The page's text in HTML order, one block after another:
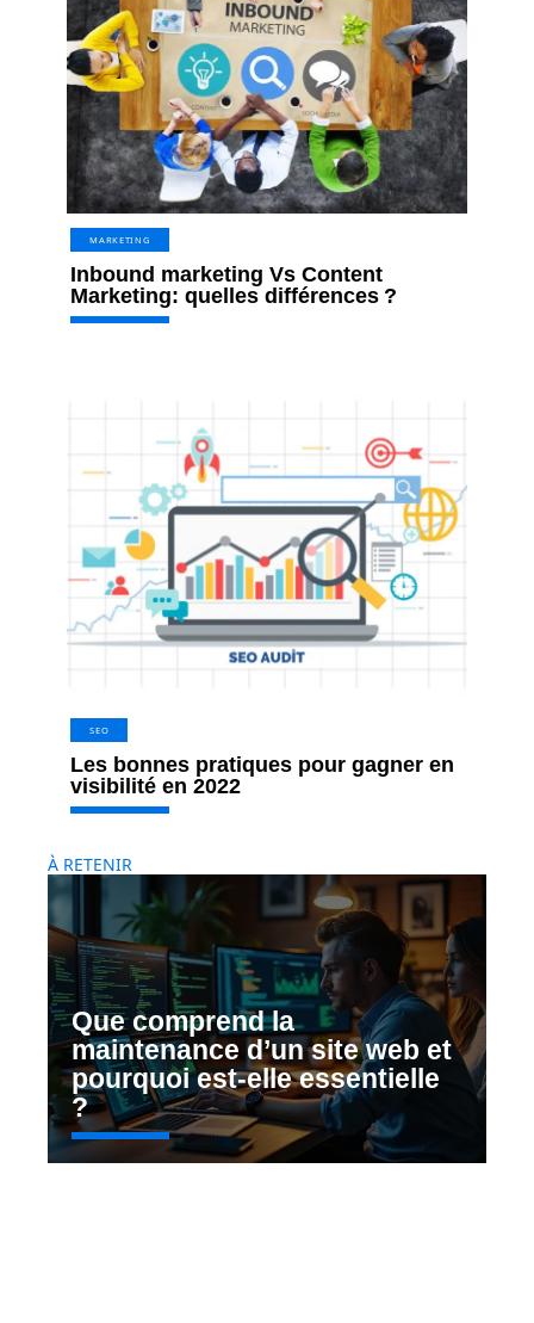
MARKETING
Inbound marketing Vs Content
Marketing: quelles différences ?
SEO
Les bonnes pratiques pour gagner en
visibilité en 2022
À RETENIR
Que comprend la
maintenance d’un site web et
pourquoi est-elle essentielle
?